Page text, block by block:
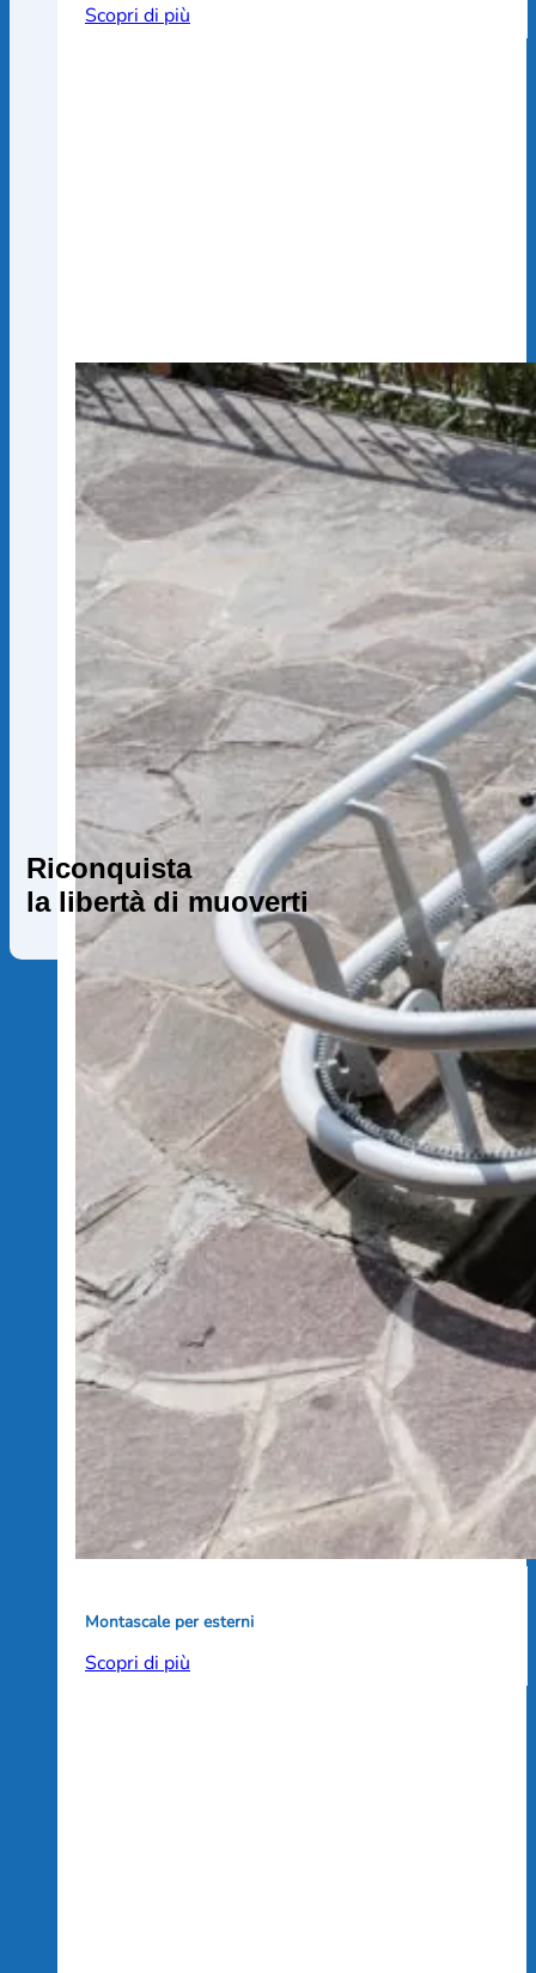
Scopri di più
Montascale per esterni
Scopri di più
Riconquista
la libertà di muoverti